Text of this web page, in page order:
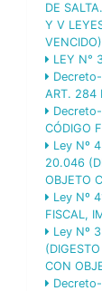
DE
Y V
LEY N°
ART. 284
CÓDIGO
Ley Nº
20.046
OBJETO
Ley Nº
FISCAL,
Ley Nº
CON